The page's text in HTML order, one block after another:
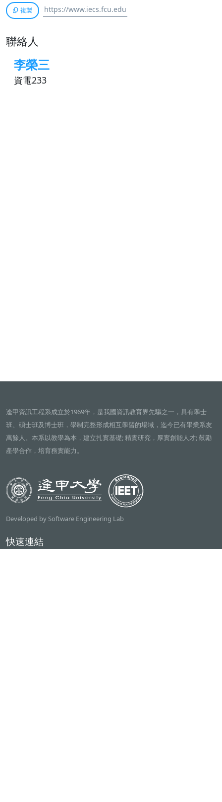
複製
聯絡人
李榮三
資電233
逢甲資訊工程系成立於1969年，是我國資訊教育界先驅之一，具有學士
班、碩士班及博士班，學制完整形成相互學習的場域，迄今已有畢業系友
萬餘人。本系以教學為本，建立扎實基礎; 精實研究，厚實創能人才; 鼓勵
產學合作，培育務實能力。
Developed by Software Engineering Lab
快速連結